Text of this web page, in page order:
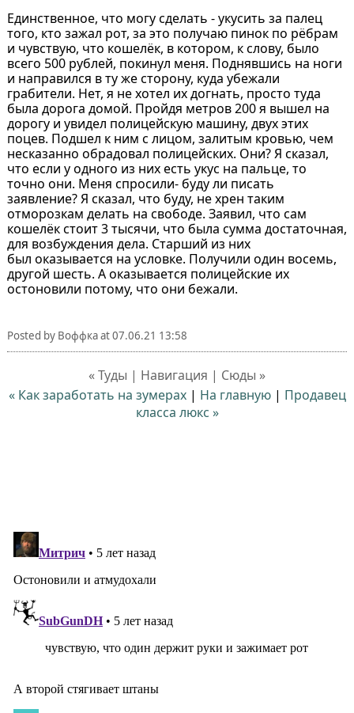
Единственное, что могу сделать - укусить за палец
того, кто зажал рот, за это получаю пинок по рёбрам
и чувствую, что кошелёк, в котором, к слову, было
всего 500 рублей, покинул меня. Поднявшись на ноги
и направился в ту же сторону, куда убежали
грабители. Нет, я не хотел их догнать, просто туда
была дорога домой. Пройдя метров 200 я вышел на
дорогу и увидел полицейскую машину, двух этих
поцев. Подшел к ним с лицом, залитым кровью, чем
несказанно обрадовал полицейских. Они? Я сказал,
что если у одного из них есть укус на пальце, то
точно они. Меня спросили- буду ли писать
заявление? Я сказал, что буду, не хрен таким
отморозкам делать на свободе. Заявил, что сам
кошелёк стоит 3 тысячи, что была сумма достаточная,
для возбуждения дела. Старший из них
был оказывается на условке. Получили один восемь,
другой шесть. А оказывается полицейские их
остоновили потому, что они бежали.
Posted by Воффкаat07.06.21 13:58
« Туды | Навигация | Сюды »
« Как заработать на зумерах| На главную| Продавец
класса люкс »